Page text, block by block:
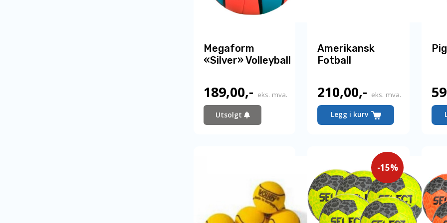
Megaform
«Silver» Volleyball
189,00,- eks. mva.
Utsolgt
Amerikansk
Fotball
210,00,- eks. mva.
Legg i kurv
-15%